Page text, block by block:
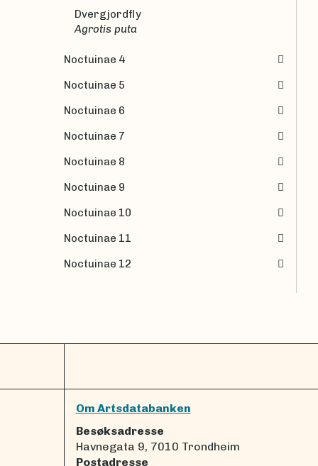
Dvergjordfly
Agrotis puta
Noctuinae 4
Noctuinae 5
Noctuinae 6
Noctuinae 7
Noctuinae 8
Noctuinae 9
Noctuinae 10
Noctuinae 11
Noctuinae 12
Om Artsdatabanken
Besøksadresse
Havnegata 9, 7010 Trondheim
Postadresse